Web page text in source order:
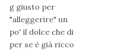
g giusto per
"alleggerire" un
po' il dolce che di
per se è già ricco